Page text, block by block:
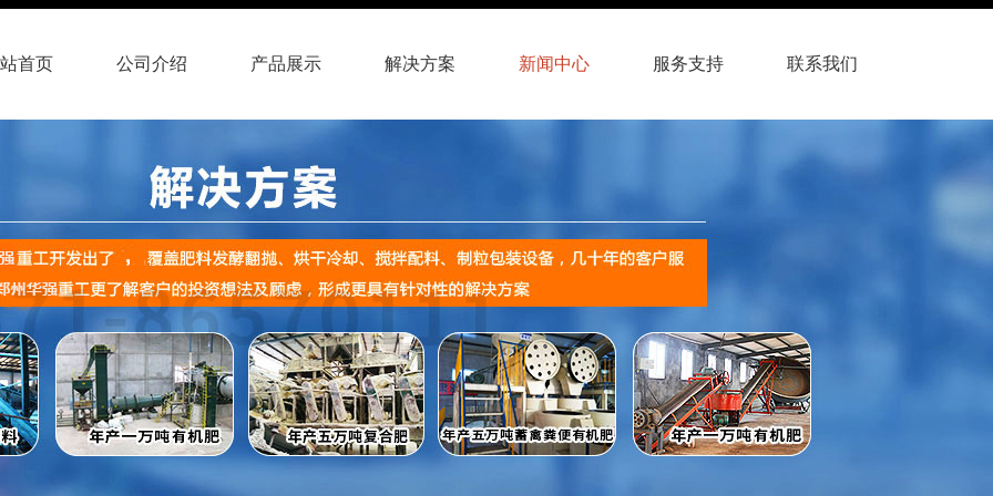
首页 公司介绍 产品展示 解决方案 新闻中心 服务支持 联系我们